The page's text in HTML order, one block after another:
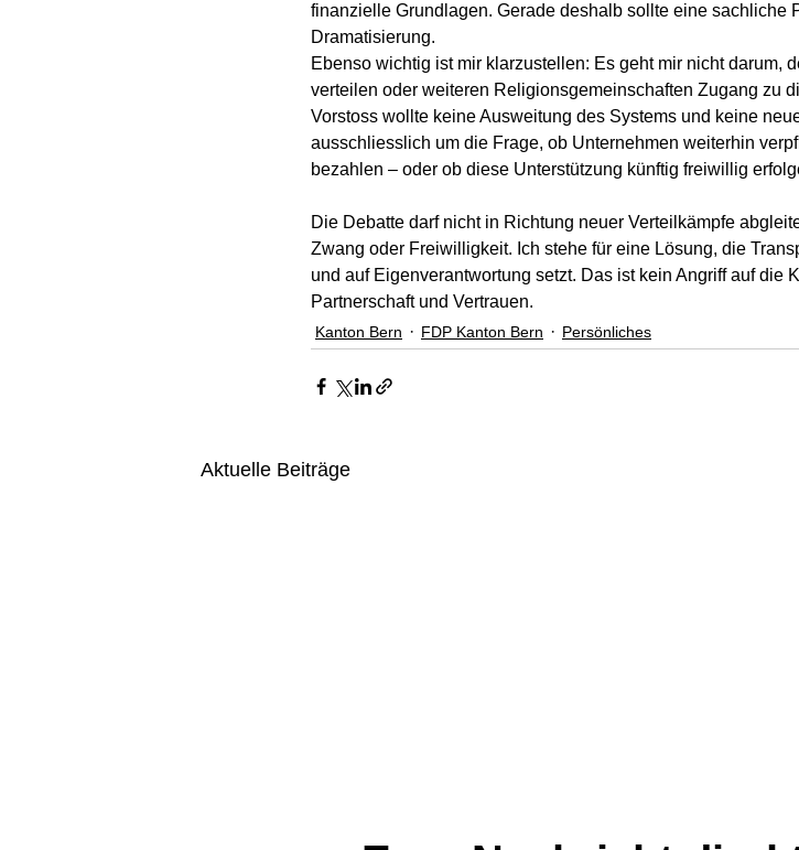
finanzielle Grundlagen. Gerade deshalb sollte eine sachliche
Dramatisierung.
Ebenso wichtig ist mir klarzustellen: Es geht mir nicht darum,
verteilen oder weiteren Religionsgemeinschaften Zugang zu
Vorstoss wollte keine Ausweitung des Systems und keine
ausschliesslich um die Frage, ob Unternehmen weiterhin
bezahlen – oder ob diese Unterstützung künftig freiwillig
Die Debatte darf nicht in Richtung neuer Verteilkämpfe
Zwang oder Freiwilligkeit. Ich stehe für eine Lösung, die
und auf Eigenverantwortung setzt. Das ist kein Angriff auf die
Partnerschaft und Vertrauen.
Kanton Bern FDP Kanton Bern Persönliches
Aktuelle Beiträge